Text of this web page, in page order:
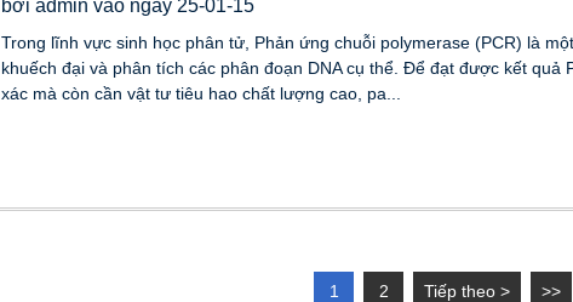
bởi admin vào ngày 25-01-15
Trong lĩnh vực sinh học phân tử, Phản ứng chuỗi polymerase (PCR) là
khuếch đại và phân tích các phân đoạn DNA cụ thể. Để đạt được kết quả
xác mà còn cần vật tư tiêu hao chất lượng cao, pa...
1 2 Tiếp theo > >>